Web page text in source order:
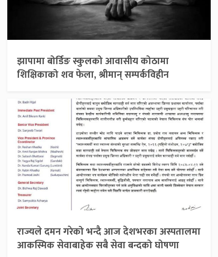
झापामा बोर्डिङ स्कुलको आवासीय कोठामा
शिक्षिकाको शव फेला, श्रीमान् सम्पर्कविहीन
राज्यले दमन गरेको भन्दै आज देशभरका अस्पतालमा
आकस्मिक सेवाबाहेक सबै सेवा बन्दको घोषणा